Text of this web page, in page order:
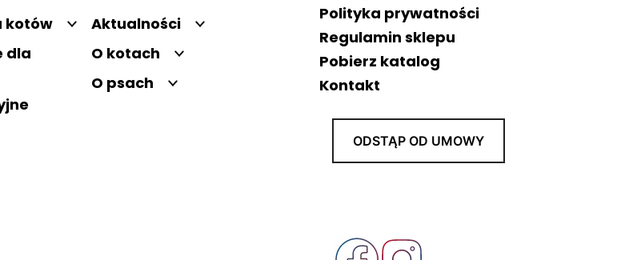
kotów
dla
Aktualności
O kotach
O psach
Polityka prywatności
Regulamin sklepu
Pobierz katalog
Kontakt